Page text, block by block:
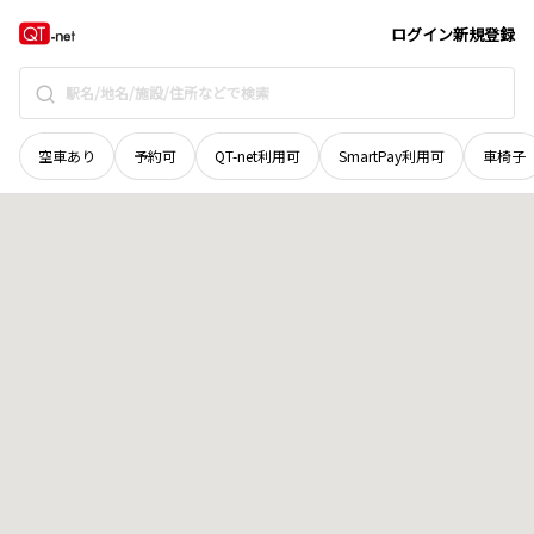
ログイン新規登録
空車あり 予約可 QT-net利用可 SmartPay利用可 車椅子
北海道